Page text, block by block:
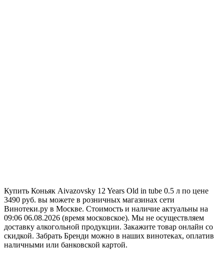
Купить Коньяк Aivazovsky 12 Years Old in tube 0.5 л по цене
3490 руб. вы можете в розничных магазинах сети
Винотеки.ру в Москве. Стоимость и наличие актуальны на
09:06 06.08.2026 (время московское). Мы не осуществляем
доставку алкогольной продукции. Закажите товар онлайн со
скидкой. Забрать Бренди можно в наших винотеках, оплатив
наличными или банковской картой.